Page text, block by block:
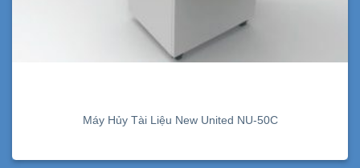
Máy Hủy Tài Liệu New United NU-50C